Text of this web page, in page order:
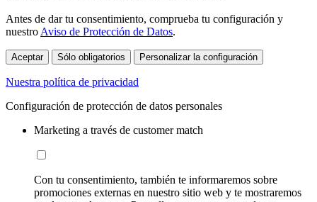
Antes de dar tu consentimiento, comprueba tu configuración y
nuestro Aviso de Protección de Datos.
Aceptar Sólo obligatorios Personalizar la configuración
Nuestra política de privacidad
Configuración de protección de datos personales
Marketing a través de customer match
Con tu consentimiento, también te informaremos sobre
promociones externas en nuestro sitio web y te mostraremos